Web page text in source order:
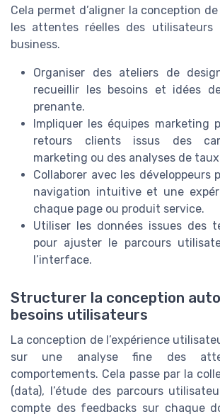
Cela permet d’aligner la conception
les attentes réelles des
business.
Organiser des ateliers de
recueillir les besoins et idées
prenante.
Impliquer les équipes marketing
retours clients issus des
marketing ou des analyses de
Collaborer avec les développeurs
navigation intuitive et une
chaque page ou produit service.
Utiliser les données issues des
pour ajuster le parcours
l’interface.
Structurer la conception
besoins utilisateurs
La conception de l’expérience
sur une analyse fine des
comportements. Cela passe par la
(data), l’étude des parcours
compte des feedbacks sur chaque